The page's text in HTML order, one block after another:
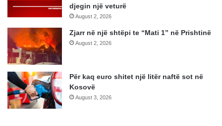
djegin një veturë
August 2, 2026
Zjarr në një shtëpi te “Mati 1” në Prishtinë
August 2, 2026
Për kaq euro shitet një litër naftë sot në
Kosovë
August 3, 2026